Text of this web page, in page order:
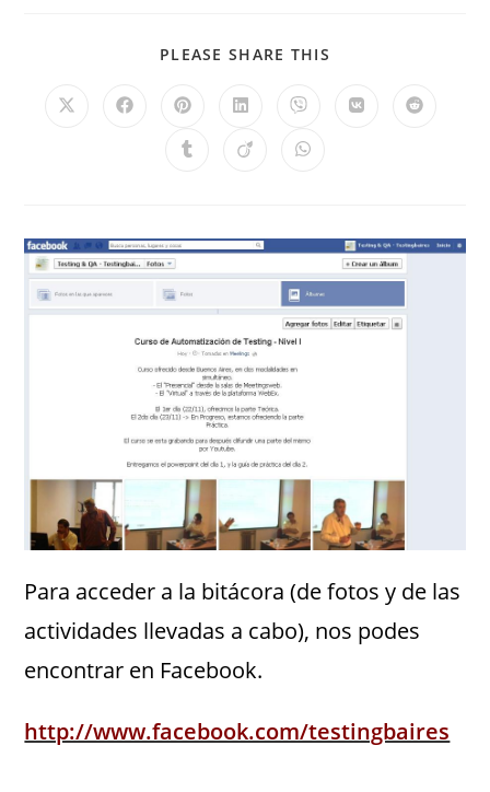
PLEASE SHARE THIS
Para acceder a la bitácora (de fotos y de las
actividades llevadas a cabo), nos podes
encontrar en Facebook.
http://www.facebook.com/testingbaires